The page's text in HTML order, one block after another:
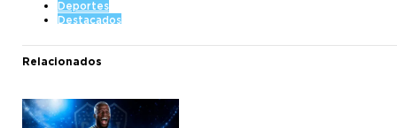
Deportes
Destacados
Relacionados